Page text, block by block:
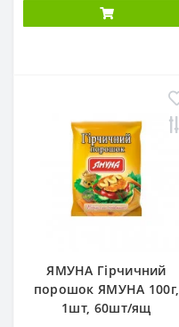
ЯМУНА Гірчичний
порошок ЯМУНА 100г,
1шт, 60шт/ящ